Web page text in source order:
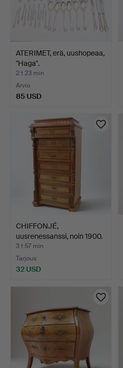
ATERIMET, erä, uushopeaa,
"Haga".
2 t 23 min
Arvio
85 USD
CHIFFONJÉ,
uusrenessanssi, noin 1900.
3 t 57 min
Tarjous
32 USD